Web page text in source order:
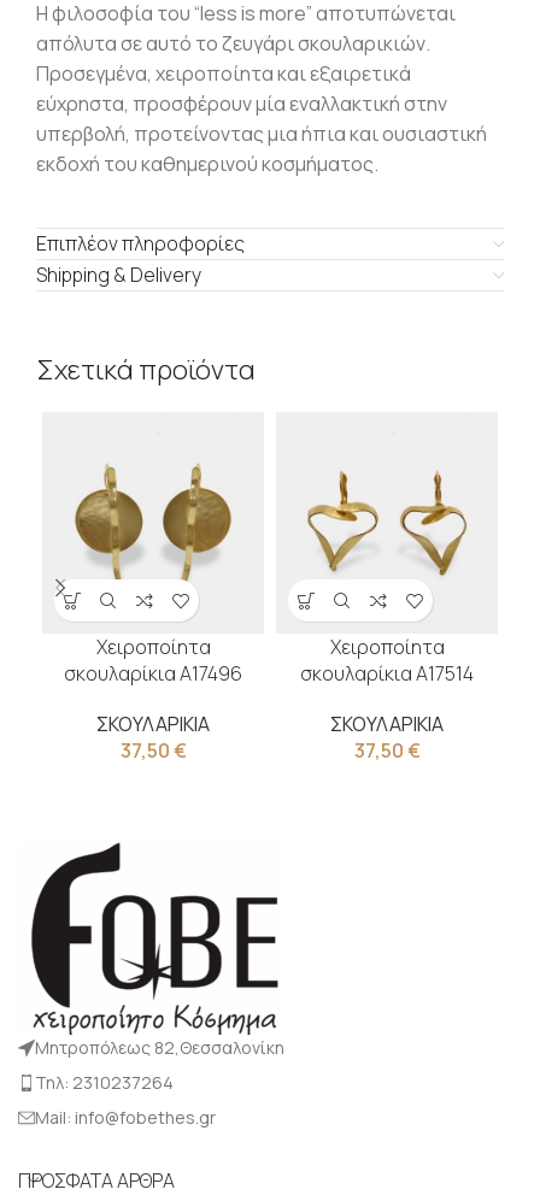
Η φιλοσοφία του “less is more” αποτυπώνεται
απόλυτα σε αυτό το ζευγάρι σκουλαρικιών.
Προσεγμένα, χειροποίητα και εξαιρετικά
εύχρηστα, προσφέρουν μία εναλλακτική στην
υπερβολή, προτείνοντας μια ήπια και ουσιαστική
εκδοχή του καθημερινού κοσμήματος.
Επιπλέον πληροφορίες
Shipping & Delivery
Σχετικά προϊόντα
Χειροποίητα
σκουλαρίκια Α17496
ΣΚΟΥΛΑΡΙΚΙΑ
37,50€
Χειροποίητα
σκουλαρίκια Α17514
ΣΚΟΥΛΑΡΙΚΙΑ
37,50€
Μητροπόλεως 82,Θεσσαλονίκη
Τηλ: 2310237264
Mail: info@fobethes.gr
ΠΡΟΣΦΑΤΑ ΑΡΘΡΑ